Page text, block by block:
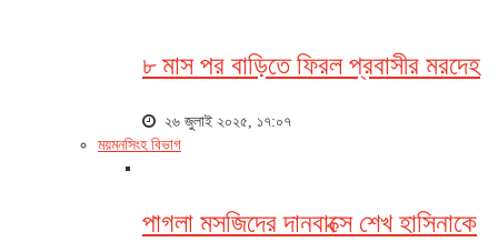
৮ মাস পর বাড়িতে ফিরল প্রবাসীর মরদেহ
২৬ জুলাই ২০২৫, ১৭:০৭
ময়মনসিংহ বিভাগ
পাগলা মসজিদের দানবাক্সে শেখ হাসিনাকে